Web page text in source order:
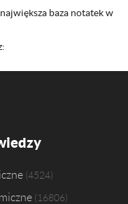
baza notatek w
4524
16806